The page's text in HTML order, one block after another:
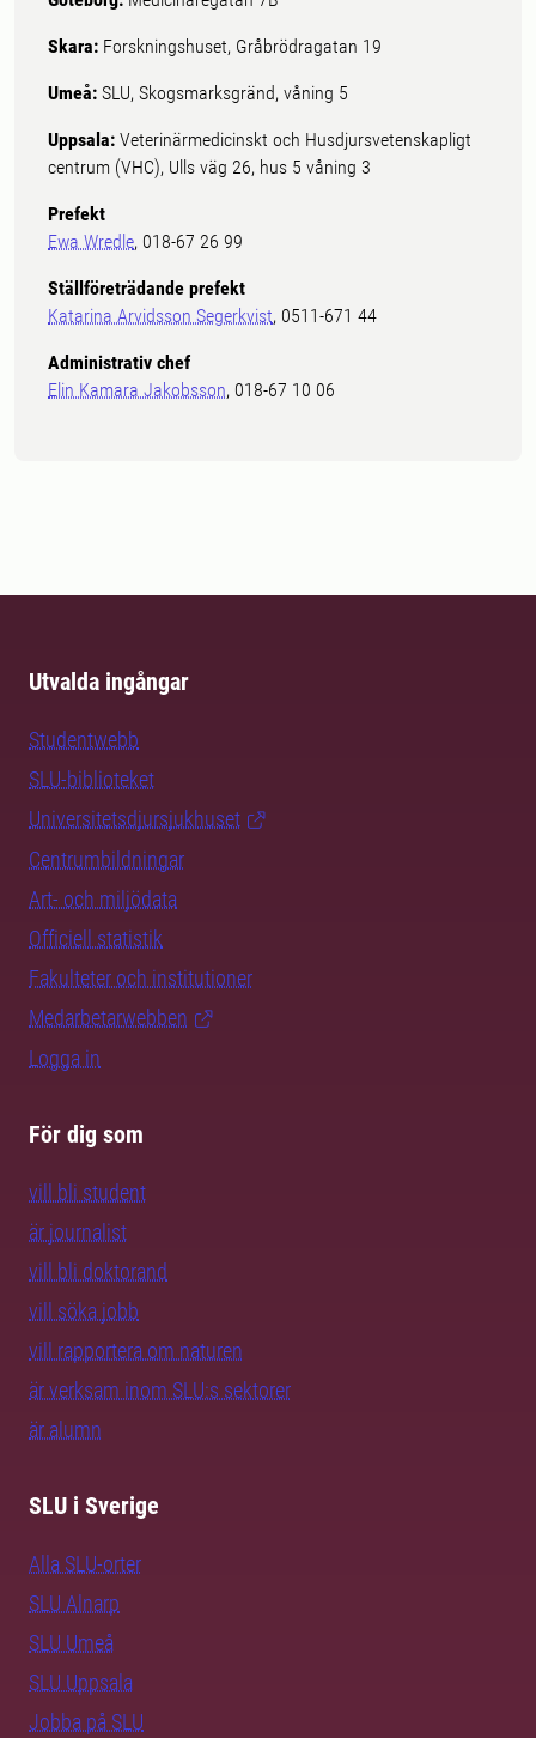
Skara: Forskningshuset, Gråbrödragatan 19
Umeå: SLU, Skogsmarksgränd, våning 5
Uppsala: Veterinärmedicinskt och Husdjursvetenskapligt
centrum (VHC), Ulls väg 26, hus 5 våning 3
Prefekt
Ewa Wredle, 018-67 26 99
Ställföreträdande prefekt
Katarina Arvidsson Segerkvist, 0511-671 44
Administrativ chef
Elin Kamara Jakobsson, 018-67 10 06
Utvalda ingångar
Studentwebb
SLU-biblioteket
Universitetsdjursjukhuset
Centrumbildningar
Art- och miljödata
Officiell statistik
Fakulteter och institutioner
Medarbetarwebben
Logga in
För dig som
vill bli student
är journalist
vill bli doktorand
vill söka jobb
vill rapportera om naturen
är verksam inom SLU:s sektorer
är alumn
SLU i Sverige
Alla SLU-orter
SLU Alnarp
SLU Umeå
SLU Uppsala
Jobba på SLU